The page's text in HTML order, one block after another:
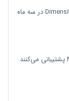
وان‌پلاس ۱۰R با تراشه‌ی Dimensity 9000 در سه ماه